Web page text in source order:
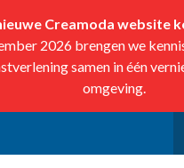
Creamoda website
2026 brengen we
samen in één
omgeving.